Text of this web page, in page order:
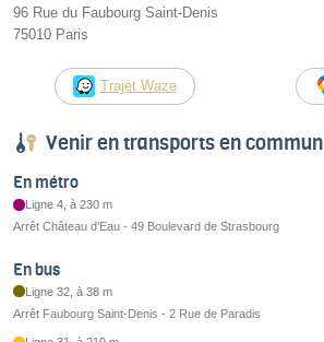
96 Rue du Faubourg Saint-Denis
75010 Paris
Trajet Waze
Venir en transports en commun
En métro
Ligne 4, à 230 m
Arrêt Château d'Eau - 49 Boulevard de Strasbourg
En bus
Ligne 32, à 38 m
Arrêt Faubourg Saint-Denis - 2 Rue de Paradis